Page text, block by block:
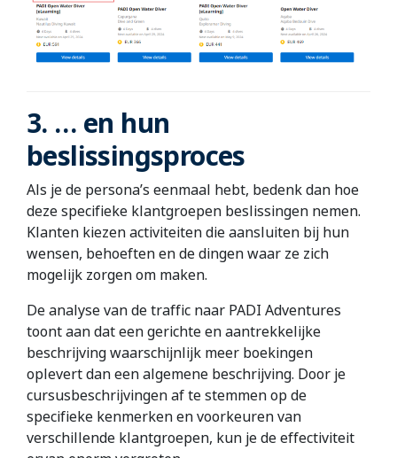
3. … en hun
beslissingsproces
Als je de persona’s eenmaal hebt, bedenk dan hoe
deze specifieke klantgroepen beslissingen nemen.
Klanten kiezen activiteiten die aansluiten bij hun
wensen, behoeften en de dingen waar ze zich
mogelijk zorgen om maken.
De analyse van de traffic naar PADI Adventures
toont aan dat een gerichte en aantrekkelijke
beschrijving waarschijnlijk meer boekingen
oplevert dan een algemene beschrijving. Door je
cursusbeschrijvingen af te stemmen op de
specifieke kenmerken en voorkeuren van
verschillende klantgroepen, kun je de effectiviteit